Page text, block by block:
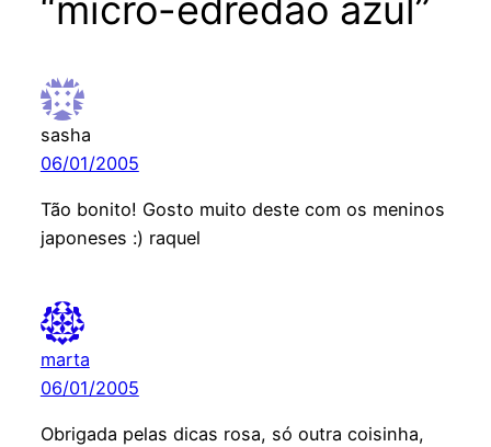
sasha
06/01/2005
Tão bonito! Gosto muito deste com os meninos
japoneses :) raquel
marta
06/01/2005
Obrigada pelas dicas rosa, só outra coisinha,